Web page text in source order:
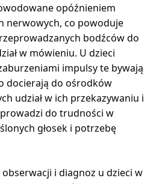
opóźnieniem
nerwowych, co powoduje
bodźców do
w mówieniu. U dzieci
impulsy te bywają
docierają do ośrodków
udział w ich przekazywaniu i
do trudności w
głosek i potrzebę
i diagnoz u dzieci w